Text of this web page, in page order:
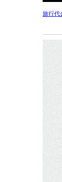
旅行代